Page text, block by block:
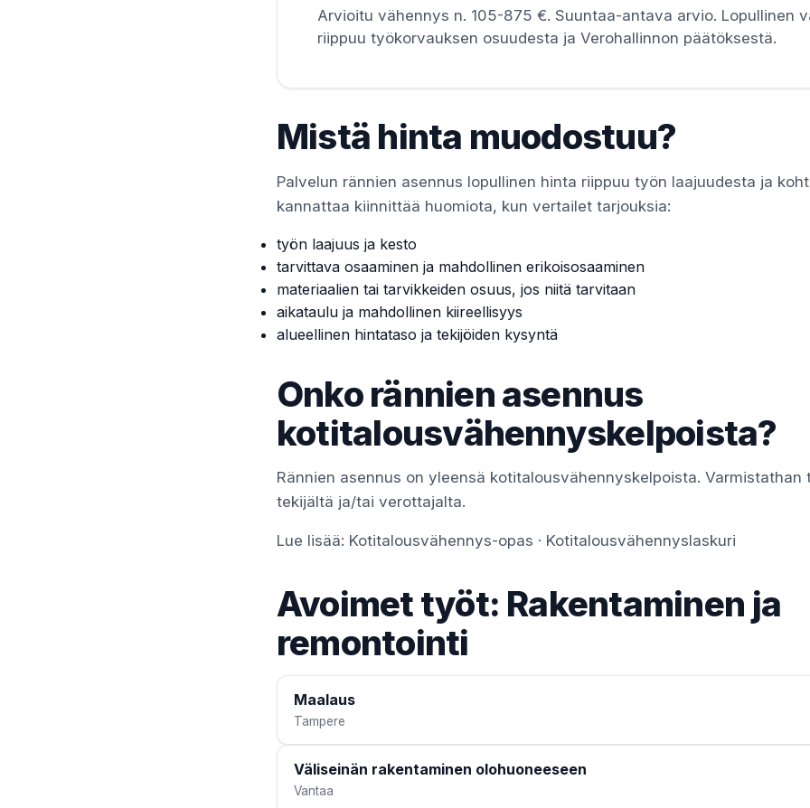
Arvioitu vähennys n. 105-875 €. Suuntaa-antava arvio. Lopullinen
riippuu työkorvauksen osuudesta ja Verohallinnon päätöksestä.
Mistä hinta muodostuu?
Palvelun rännien asennus lopullinen hinta riippuu työn laajuudesta ja
kannattaa kiinnittää huomiota, kun vertailet tarjouksia:
työn laajuus ja kesto
tarvittava osaaminen ja mahdollinen erikoisosaaminen
materiaalien tai tarvikkeiden osuus, jos niitä tarvitaan
aikataulu ja mahdollinen kiireellisyys
alueellinen hintataso ja tekijöiden kysyntä
Onko rännien asennus
kotitalousvähennyskelpoista?
Rännien asennus on yleensä kotitalousvähennyskelpoista. Varmistathan
tekijältä ja/tai verottajalta.
Lue lisää: Kotitalousvähennys-opas · Kotitalousvähennyslaskuri
Avoimet työt: Rakentaminen ja
remontointi
Maalaus
Tampere
Väliseinän rakentaminen olohuoneeseen
Vantaa